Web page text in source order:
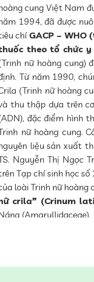
cung Việt Nam
1994, đã được
chí GACP –
theo tổ chức
nữ hoàng cung)
Từ năm 1990,
(Trinh nữ hoàng
thu thập dựa trên
đặc điểm hình
nữ hoàng cung.
liệu sản xuất
Nguyễn Thị Ngọc
Tạp chí sinh học
loài Trinh nữ hoàng
crila” (Crinum
(Amaryllidaceae).